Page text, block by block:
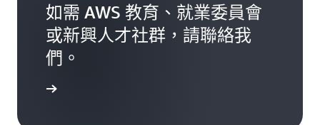
如需 AWS 教育、就業委員會
或新興人才社群，請聯絡我
們。